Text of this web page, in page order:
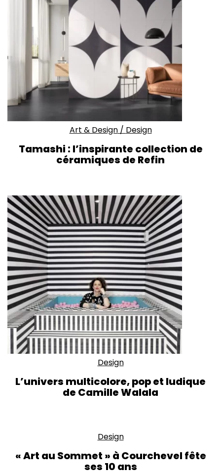
Art & Design/ Design
Tamashi : l’inspirante collection de
céramiques de Refin
Design
L’univers multicolore, pop et ludique
de Camille Walala
Design
« Art au Sommet » à Courchevel fête
ses 10 ans